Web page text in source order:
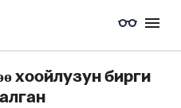
хоойлузун бирги